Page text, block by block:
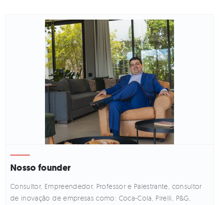
Nosso founder
Consultor, Empreendedor, Professor e Palestrante, consultor
de inovação de empresas como: Coca-Cola, Pirelli, P&G,